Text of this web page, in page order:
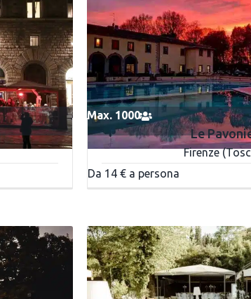
Max. 1000
Le
Firenze
Da 14 € a persona